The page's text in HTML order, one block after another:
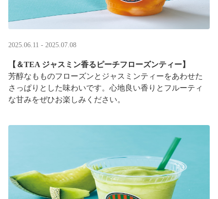
2025.06.11 - 2025.07.08
【＆TEA ジャスミン香るピーチフローズンティー】
芳醇なもものフローズンとジャスミンティーをあわせた
さっぱりとした味わいです。心地良い香りとフルーティ
な甘みをぜひお楽しみください。